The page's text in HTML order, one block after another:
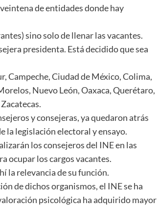
de entidades donde hay
sino solo de llenar las vacantes.
presidenta. Está decidido que sea
Campeche, Ciudad de México, Colima,
Nuevo León, Oaxaca, Querétaro,
y consejeras, ya quedaron atrás
la legislación electoral y ensayo.
los consejeros del INE en las
ocupar los cargos vacantes.
la relevancia de su función.
de dichos organismos, el INE se ha
psicológica ha adquirido mayor